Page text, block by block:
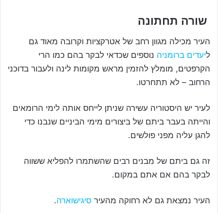
שורה תחתונה
העיר מכילה מגוון רחב של אטרקציות וקרובה מאוד גם
ליעדים ברומניה נוספים שכדאי לבקר בהם כמו הרי
הקרפטים, מומלץ להזמין מראש מקומות לינה ולעבור בדוכני
הרחוב – לא תתחרטו.
לעיר יש היסטוריה עשירה שניתן לייחס אותה לימי הרומאים
והייתה בעבר ביתם של ביצורים מימי הביניים שנבנו כדי
להגן עליה מפני פולשים.
זה גם ביתם של מבנים רבים שהשתמרו להפליא ששווה
לבקר בהם אם אתם במקום.
העיר נמצאת גם לא רחוקה מהעיר סיגישוארה.